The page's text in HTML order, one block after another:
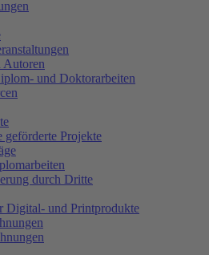
Autoren
und Doktorarbeiten
geförderte Projekte
durch Dritte
Digital- und Printprodukte